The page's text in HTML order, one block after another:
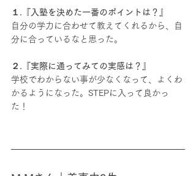
１.『入塾を決めた一番のポイントは？』
自分の学力に合わせて教えてくれるから、自
分に合っているなと思った。
２.『実際に通ってみての実感は？』
学校でわからない事が少なくなって、よくわ
かるようになった。STEPに入って良かっ
た！